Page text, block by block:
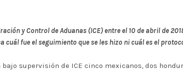
y Control de Aduanas (ICE) entre el 10 de abril de
fue el seguimiento que se les hizo ni cuál es el
supervisión de ICE cinco mexicanos, dos